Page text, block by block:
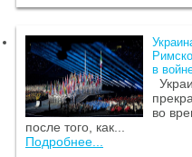
в
во
после того, как...
Подробнее...